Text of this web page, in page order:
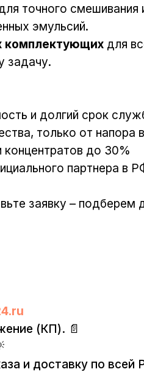
(КП). 📄
и доставку по всей
точного смешивания
эмульсий.
комплектующих для
задачу.
и долгий срок
только от напора
до 30%
партнера в
заявку – подберем